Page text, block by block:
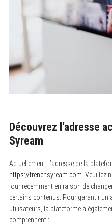
Découvrez l’adresse
Syream
Actuellement, l’adresse de la
https://frenchsyream.com . Veuillez
jour récemment en raison de
certains contenus. Pour garantir un
utilisateurs, la plateforme a
comprennent :